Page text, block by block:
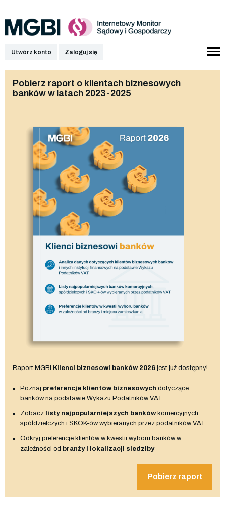
Utwórz konto Zaloguj się
Pobierz raport o klientach biznesowych
banków w latach 2023-2025
Raport MGBI Klienci biznesowi banków 2026 jest już dostępny!
Poznaj preferencje klientów biznesowych dotyczące
banków na podstawie Wykazu Podatników VAT
Zobacz listy najpopularniejszych bankówkomercyjnych,
spółdzielczych i SKOK-ów wybieranych przez podatników VAT
Odkryj preferencje klientów w kwestii wyboru banków w
zależności od branży i lokalizacji siedziby
Pobierz raport